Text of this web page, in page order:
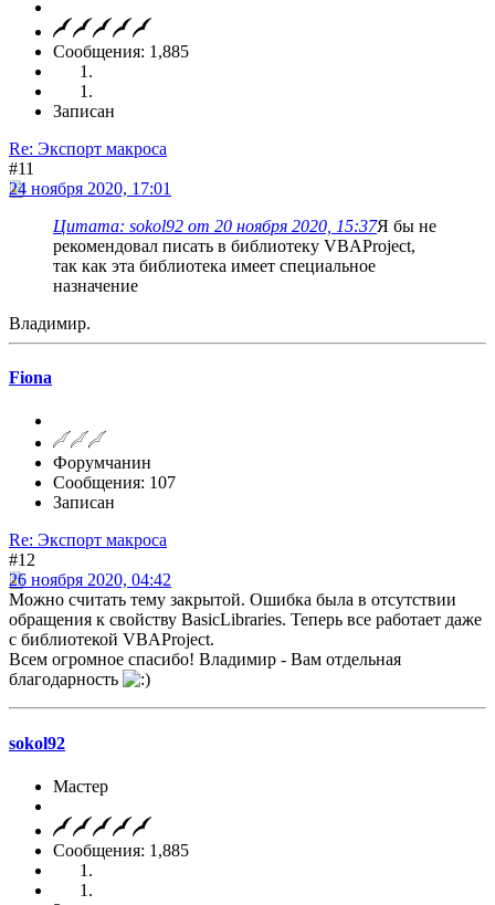
Сообщения: 1,885
Записан
Re: Экспорт макроса
#11
24 ноября 2020, 17:01
Цитата: sokol92 от 20 ноября 2020, 15:37Я бы не
рекомендовал писать в библиотеку VBAProject,
так как эта библиотека имеет специальное
назначение
Владимир.
Fiona
Форумчанин
Сообщения: 107
Записан
Re: Экспорт макроса
#12
26 ноября 2020, 04:42
Можно считать тему закрытой. Ошибка была в отсутствии
обращения к свойству BasicLibraries. Теперь все работает даже
с библиотекой VBAProject.
Всем огромное спасибо! Владимир - Вам отдельная
благодарность
sokol92
Мастер
Сообщения: 1,885